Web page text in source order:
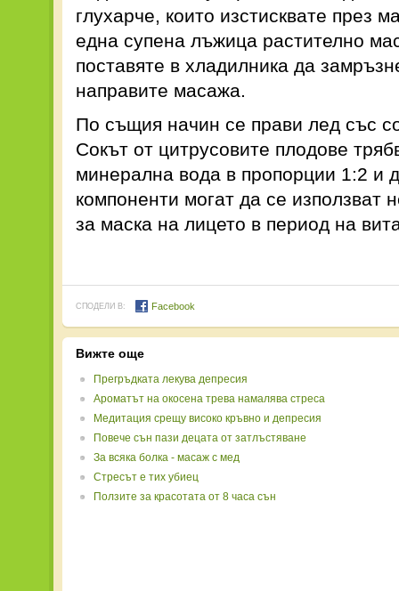
глухарче, които изстисквате през
една супена лъжица растително
поставяте в хладилника да
направите масажа.
По същия начин се прави лед със
Сокът от цитрусовите плодове
минерална вода в пропорции 1:2 и
компоненти могат да се използват
за маска на лицето в период на
СПОДЕЛИ В: Facebook
Вижте още
Прегръдката лекува депресия
Ароматът на окосена трева намалява стреса
Медитация срещу високо кръвно и депресия
Повече сън пази децата от затлъстяване
За всяка болка - масаж с мед
Стресът е тих убиец
Ползите за красотата от 8 часа сън